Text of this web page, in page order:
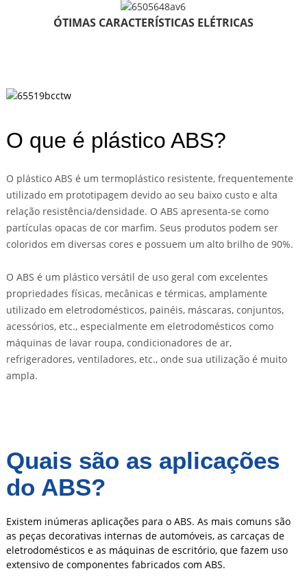
ÓTIMAS CARACTERÍSTICAS ELÉTRICAS
O que é plástico ABS?
O plástico ABS é um termoplástico resistente, frequentemente
utilizado em prototipagem devido ao seu baixo custo e alta
relação resistência/densidade. O ABS apresenta-se como
partículas opacas de cor marfim. Seus produtos podem ser
coloridos em diversas cores e possuem um alto brilho de 90%.
O ABS é um plástico versátil de uso geral com excelentes
propriedades físicas, mecânicas e térmicas, amplamente
utilizado em eletrodomésticos, painéis, máscaras, conjuntos,
acessórios, etc., especialmente em eletrodomésticos como
máquinas de lavar roupa, condicionadores de ar,
refrigeradores, ventiladores, etc., onde sua utilização é muito
ampla.
Quais são as aplicações
do ABS?
Existem inúmeras aplicações para o ABS. As mais comuns são
as peças decorativas internas de automóveis, as carcaças de
eletrodomésticos e as máquinas de escritório, que fazem uso
extensivo de componentes fabricados com ABS.